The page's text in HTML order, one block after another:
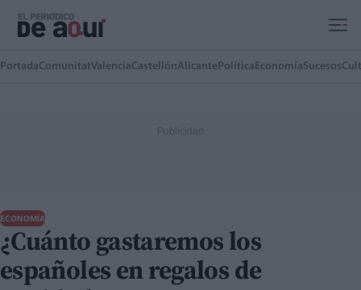
PortadaComunitatValenciaCastellónAlicante Política EconomíaSucesos
ECONOMÍA
¿Cuánto gastaremos los
españoles en regalos de